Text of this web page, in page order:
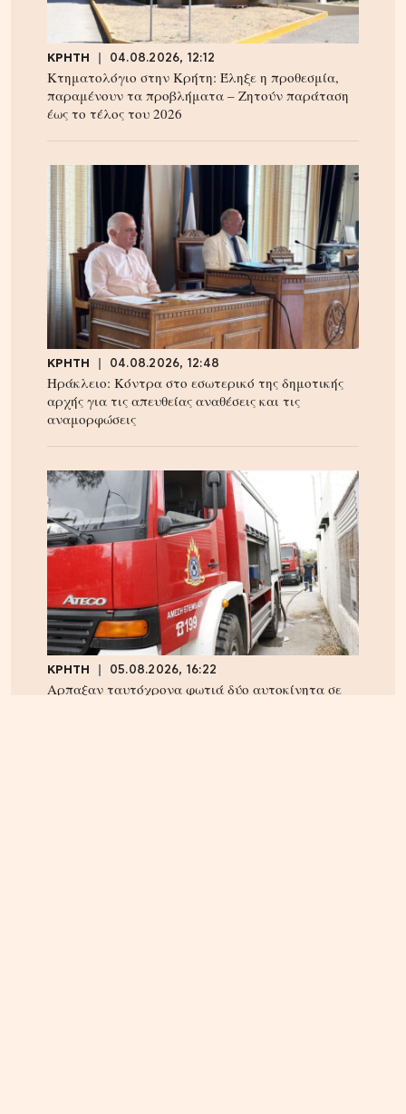
ΚΡΗΤΗ 04.08.2026, 12:12
Κτηματολόγιο στην Κρήτη: Έληξε η προθεσμία,
παραμένουν τα προβλήματα – Ζητούν παράταση
έως το τέλος του 2026
ΚΡΗΤΗ 04.08.2026, 12:48
Ηράκλειο: Κόντρα στο εσωτερικό της δημοτικής
αρχής για τις απευθείας αναθέσεις και τις
αναμορφώσεις
ΚΡΗΤΗ 05.08.2026, 16:22
Αρπαξαν ταυτόχρονα φωτιά δύο αυτοκίνητα σε